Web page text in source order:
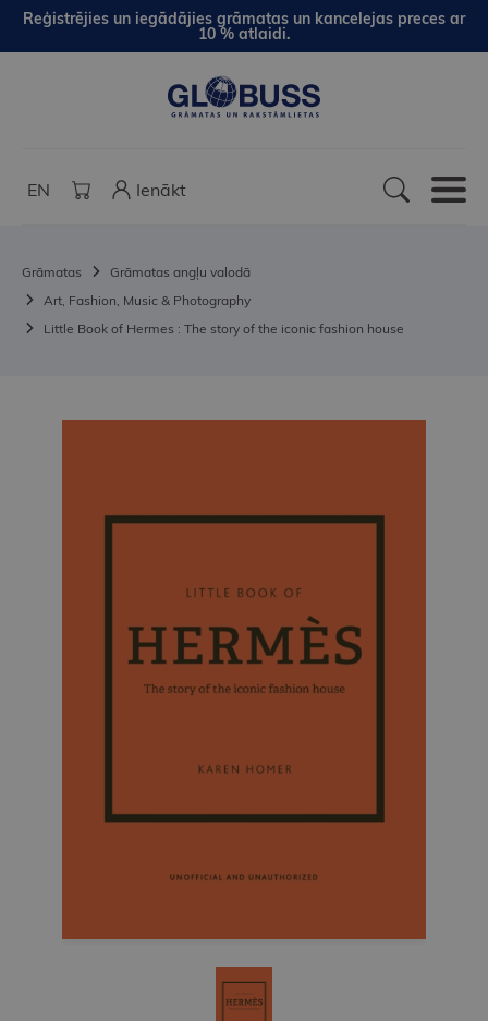
Reģistrējies un iegādājies grāmatas un kancelejas preces ar
10 % atlaidi.
EN Ienākt
Grāmatas
Grāmatas angļu valodā
Art, Fashion, Music & Photography
Little Book of Hermes : The story of the iconic fashion house